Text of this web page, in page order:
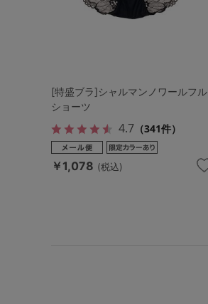
[特盛ブラ]シャルマンノワールフル
ショーツ
4.7 （341件）
￥1,078 (税込)